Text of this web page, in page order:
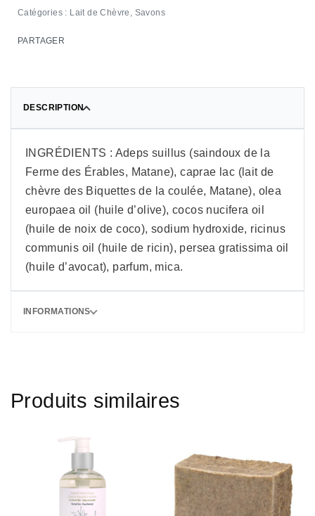
Catégories : Lait de Chèvre , Savons
PARTAGER
DESCRIPTION
INGRÉDIENTS : Adeps suillus (saindoux de la
Ferme des Érables, Matane), caprae lac (lait de
chèvre des Biquettes de la coulée, Matane), olea
europaea oil (huile d’olive), cocos nucifera oil
(huile de noix de coco), sodium hydroxide, ricinus
communis oil (huile de ricin), persea gratissima oil
(huile d’avocat), parfum, mica.
INFORMATIONS
Produits similaires